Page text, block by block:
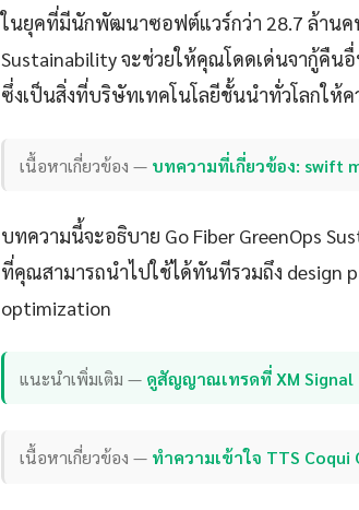
ในยุคที่มีนักพัฒนาซอฟต์แวร์กว่า 28.7 ล้านคน
Sustainability จะช่วยให้คุณโดดเด่นจากู้คืน
ซึ่งเป็นสิ่งที่บริษัทเทคโนโลยีชั้นนำทั่วโลกให้
เนื้อหาเกี่ยวข้อง — บทความที่เกี่ยวข้อง: swift
บทความนี้จะอธิบาย Go Fiber GreenOps
ที่คุณสามารถนำไปใช้ได้ทันทีรวมถึง design
optimization
แนะนำเพิ่มเติม — ดูสัญญาณเทรดที่ XM Signal
เนื้อหาเกี่ยวข้อง — ทำความเข้าใจ TTS Coqui